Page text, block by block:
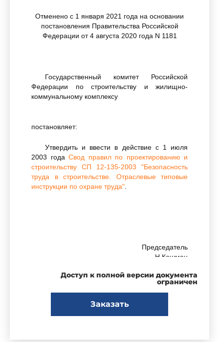
Отменено с 1 января 2021 года на основании
постановления Правительства Российской
Федерации от 4 августа 2020 года N 1181
Государственный комитет Российской
Федерации по строительству и жилищно-
коммунальному комплексу
постановляет:
Утвердить и ввести в действие с 1 июля
2003 года Свод правил по проектированию и
строительству СП 12-135-2003 "Безопасность
труда в строительстве. Отраслевые типовые
инструкции по охране труда"
Председатель
Н.Кошман
в Министерстве юстиции
Российской Федерации
Доступ к полной версии документа
ограничен
Заказать